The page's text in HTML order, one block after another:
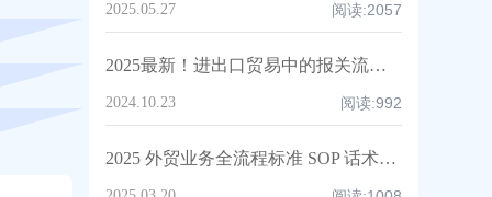
2025.05.27 阅读:2057
2025最新！进出口贸易中的报关流程详解，收藏这一篇就够了！
2024.10.23 阅读:992
2025 外贸业务全流程标准 SOP 话术白皮书，人手一份速领！